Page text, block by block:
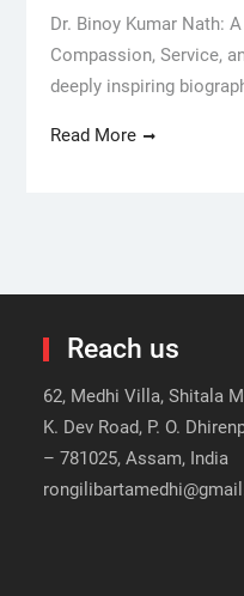
Dr. Binoy Kumar Nath:
Compassion, Service,
deeply inspiring
Read More
Reach us
62, Medhi Villa, Shitala
K. Dev Road, P. O.
– 781025, Assam, India